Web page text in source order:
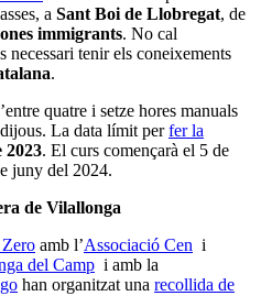
a Sant Boi de Llobregat, de
immigrants. No cal
necessari tenir els coneixements
.
quatre i setze hores manuals
La data límit perfer la
2023. El curs començarà el 5 de
juny del 2024.
de Vilallonga
amb l’Associació Cen i
del Camp i amb la
han organitzat una recollida de